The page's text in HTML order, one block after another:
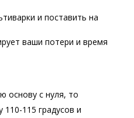
и поставить на
ваши потери и время
основу с нуля, то
110-115 градусов и